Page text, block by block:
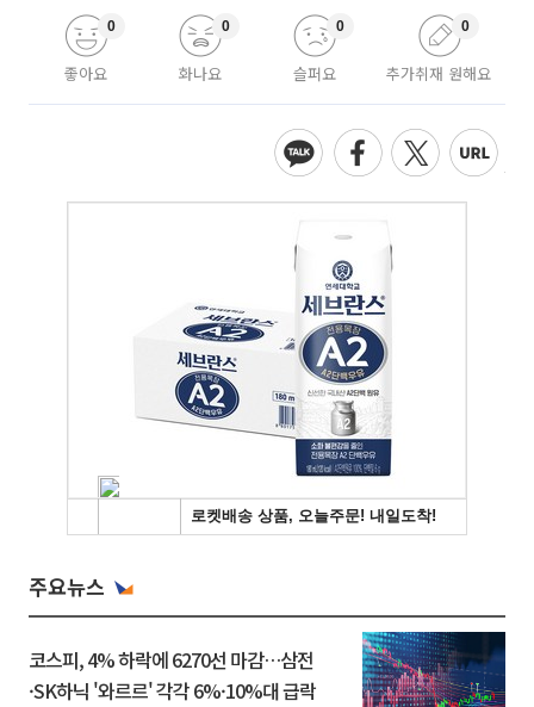
좋아요
0
화나요
0
슬퍼요
0
추가취재 원해요
0
주요뉴스
코스피, 4% 하락에 6270선 마감…삼전
·SK하닉 '와르르' 각각 6%·10%대 급락